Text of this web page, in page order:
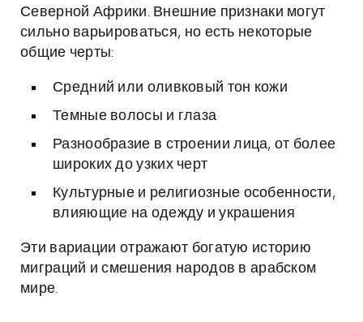
Северной Африки. Внешние признаки могут
сильно варьироваться, но есть некоторые
общие черты:
Средний или оливковый тон кожи
Темные волосы и глаза
Разнообразие в строении лица, от более
широких до узких черт
Культурные и религиозные особенности,
влияющие на одежду и украшения
Эти вариации отражают богатую историю
миграций и смешения народов в арабском
мире.